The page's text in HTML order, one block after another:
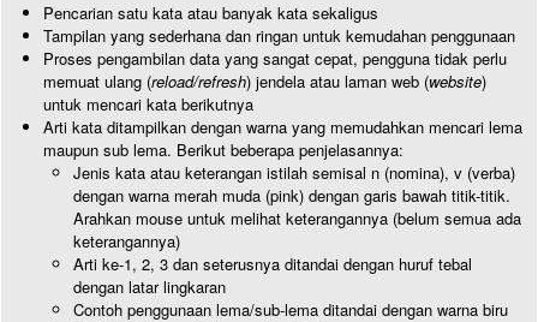
Pencarian satu kata atau banyak kata sekaligus
Tampilan yang sederhana dan ringan untuk kemudahan penggunaan
Proses pengambilan data yang sangat cepat, pengguna tidak perlu
memuat ulang (reload/refresh) jendela atau laman web (website)
untuk mencari kata berikutnya
Arti kata ditampilkan dengan warna yang memudahkan mencari lema
maupun sub lema. Berikut beberapa penjelasannya:
Jenis kata atau keterangan istilah semisal n (nomina), v (verba)
dengan warna merah muda (pink) dengan garis bawah titik-titik.
Arahkan mouse untuk melihat keterangannya (belum semua ada
keterangannya)
Arti ke-1, 2, 3 dan seterusnya ditandai dengan huruf tebal
dengan latar lingkaran
Contoh penggunaan lema/sub-lema ditandai dengan warna biru